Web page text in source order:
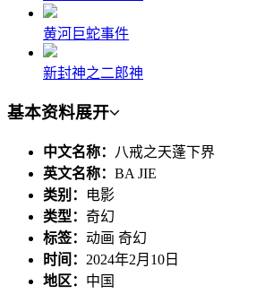
黄河巨蛇事件
新封神之二郎神
基本资料展开
中文名称：
八戒之天蓬下界
英文名称： BA JIE
类别：
电影
类型： 奇幻
标签： 动画 奇幻
时间： 2024年2月10日
地区： 中国